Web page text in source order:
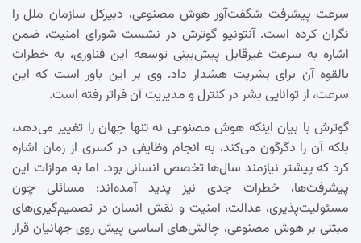
سرعت پیشرفت شگفت‌آور هوش مصنوعی، دبیرکل سازمان ملل را
نگران کرده است. آنتونیو گوترش در نشست شورای امنیت، ضمن
اشاره به سرعت غیرقابل پیش‌بینی توسعه این فناوری، به خطرات
بالقوه آن برای بشریت هشدار داد. وی بر این باور است که این
سرعت، از توانایی بشر در کنترل و مدیریت آن فراتر رفته است.
گوترش با بیان اینکه هوش مصنوعی نه تنها جهان را تغییر می‌دهد،
بلکه آن را دگرگون می‌کند، به انجام وظایفی در کسری از زمان اشاره
کرد که پیشتر نیازمند سال‌ها تخصص انسانی بود. اما به موازات این
پیشرفت‌ها، خطرات جدی نیز پدید آمده‌اند؛ مسائلی چون
مسئولیت‌پذیری، عدالت، امنیت و نقش انسان در تصمیم‌گیری‌های
مبتنی بر هوش مصنوعی، چالش‌های اساسی پیش روی جهانیان قرار